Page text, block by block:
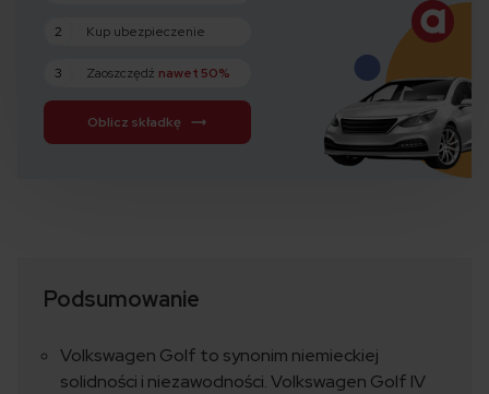
2 Kup ubezpieczenie
3 Zaoszczędź nawet 50%
Oblicz składkę
Podsumowanie
Volkswagen Golf to synonim niemieckiej
solidności i niezawodności. Volkswagen Golf IV